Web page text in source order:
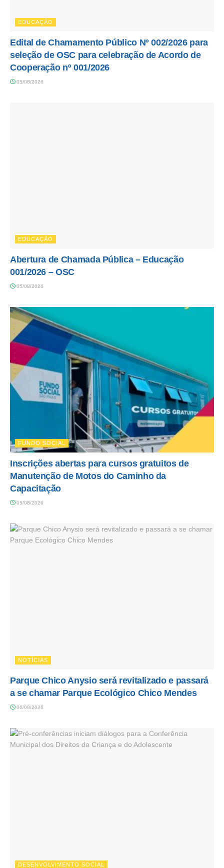
EDUCAÇÃO
Edital de Chamamento Público Nº 002/2026 para
seleção de OSC para celebração de Acordo de
Cooperação nº 001/2026
05/08/2026
EDUCAÇÃO
Abertura de Chamada Pública – Educação
001/2026 – OSC
05/08/2026
FUNDO SOCIAL
Inscrições abertas para cursos gratuitos de
Manutenção de Motos do Caminho da
Capacitação
05/08/2026
NOTÍCIAS
Parque Chico Anysio será revitalizado e passará
a se chamar Parque Ecológico Chico Mendes
06/08/2026
DESENVOLVIMENTO SOCIAL